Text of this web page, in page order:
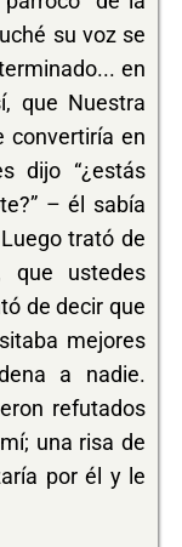
su voz se
en
que Nuestra
convertiría en
dijo “¿estás
– él sabía
trató de
ustedes
de decir que
mejores
a nadie.
refutados
una risa de
por él y le